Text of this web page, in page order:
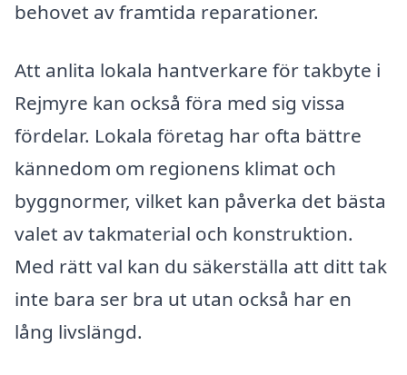
behovet av framtida reparationer.
Att anlita lokala hantverkare för takbyte i
Rejmyre kan också föra med sig vissa
fördelar. Lokala företag har ofta bättre
kännedom om regionens klimat och
byggnormer, vilket kan påverka det bästa
valet av takmaterial och konstruktion.
Med rätt val kan du säkerställa att ditt tak
inte bara ser bra ut utan också har en
lång livslängd.